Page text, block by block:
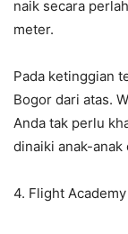
naik secara
meter.
Pada ketinggian
Bogor dari atas.
Anda tak perlu
dinaiki anak-anak
4. Flight Academy